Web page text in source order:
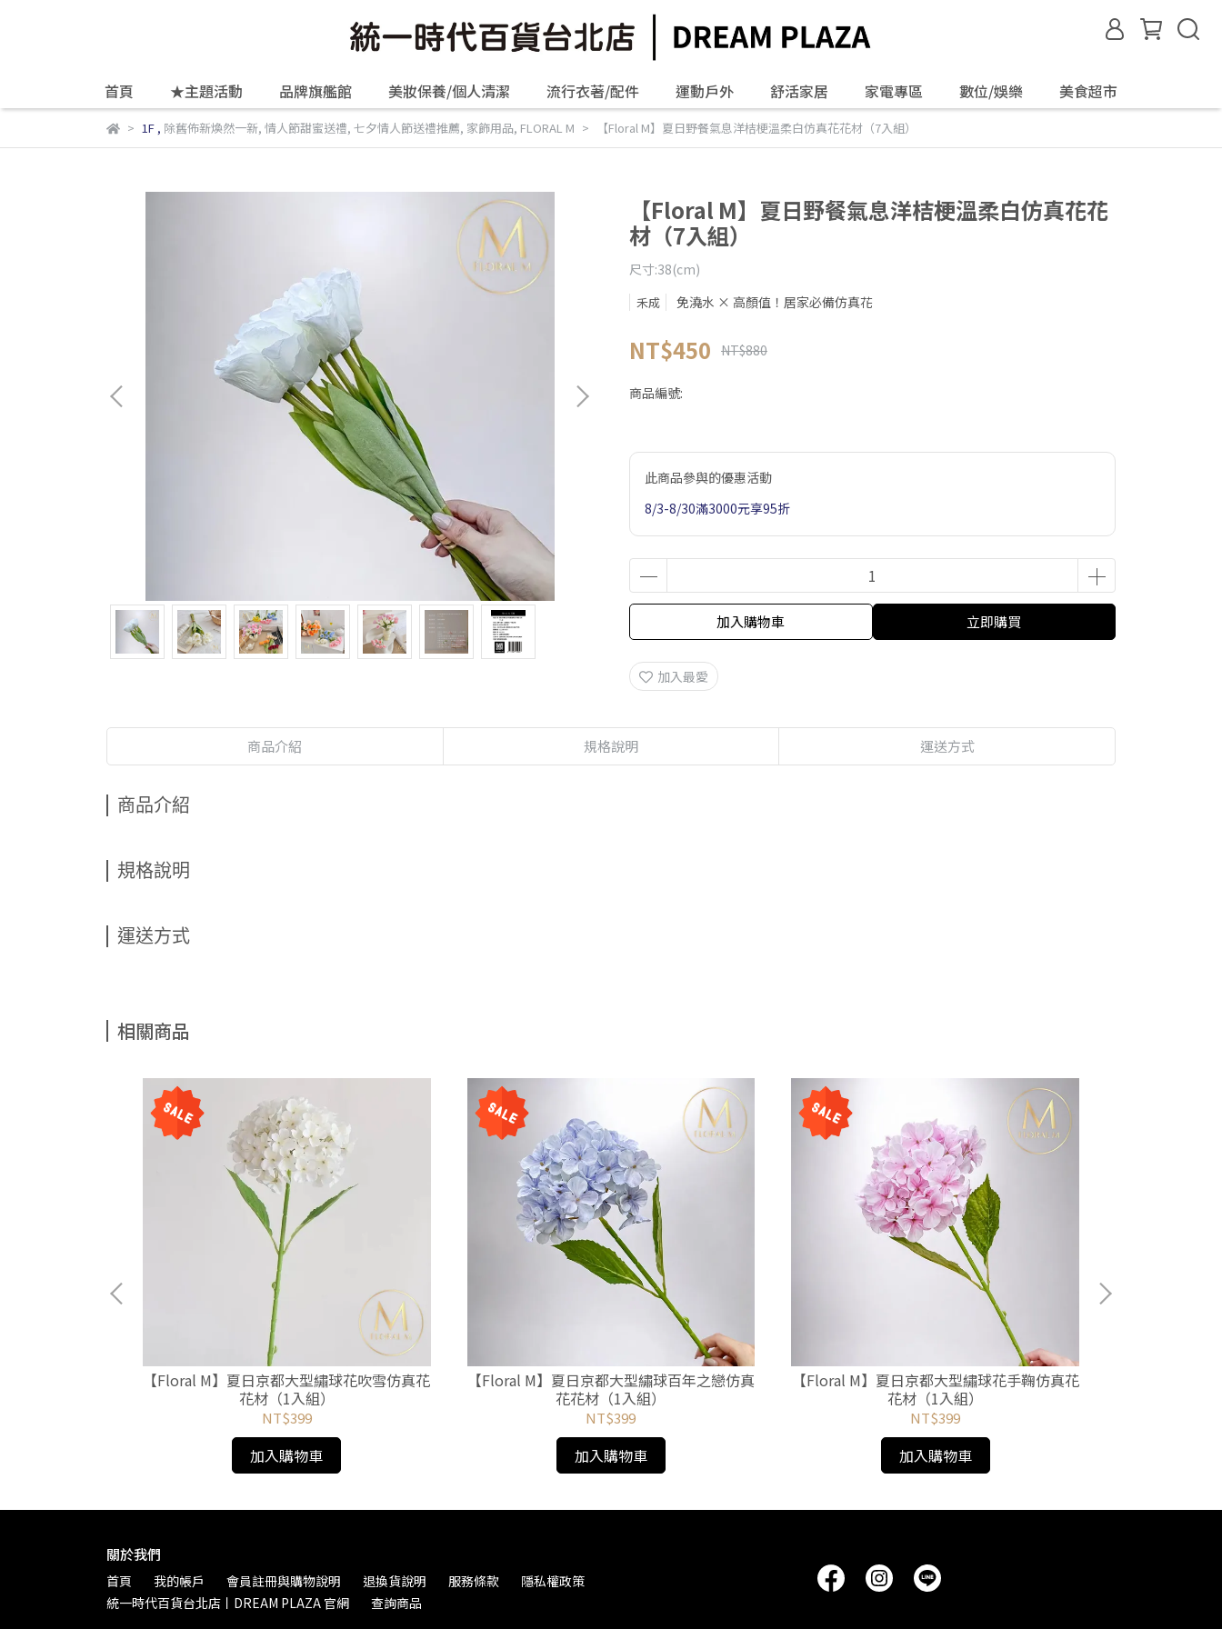
首頁 ★主題活動 品牌旗艦館 美妝保養/個人清潔 流行衣著/配件 運動戶外 舒活家居 家電專區 數位/娛樂 美食超市
1F, 除舊佈新煥然一新, 情人節甜蜜送禮, 七夕情人節送禮推薦, 家飾用品, FLORAL M 【Floral M】夏日野餐氣息洋桔梗溫柔白仿真花花材（7入組）
【Floral M】夏日野餐氣息洋桔梗溫柔白仿真花花
材（7入組）
尺寸:38(cm)
禾成 免澆水 × 高顏值！居家必備仿真花
NT$450 NT$880
商品編號:
此商品參與的優惠活動
8/3-8/30滿3000元享95折
加入購物車 立即購買
加入最愛
商品介紹 規格說明 運送方式
商品介紹
規格說明
運送方式
相關商品
【Floral M】夏日京都大型繡球花吹雪仿真花
花材（1入組）
NT$399
加入購物車
【Floral M】夏日京都大型繡球百年之戀仿真
花花材（1入組）
NT$399
加入購物車
【Floral M】夏日京都大型繡球花手鞠仿真花
花材（1入組）
NT$399
加入購物車
關於我們
首頁 我的帳戶 會員註冊與購物說明 退換貨說明 服務條款
隱私權政策
統一時代百貨台北店丨DREAM PLAZA 官網
查詢商品